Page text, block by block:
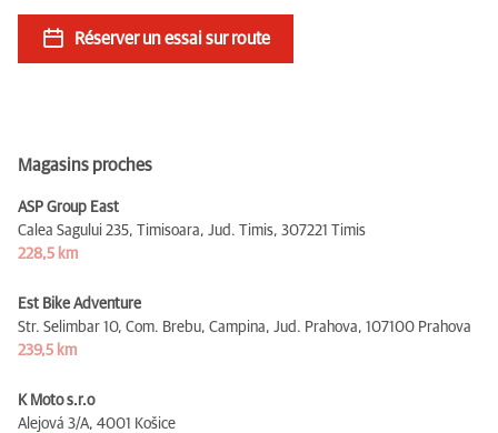
Réserver un essai sur route
Magasins proches
ASP Group East
Calea Sagului 235, Timisoara, Jud. Timis, 307221 Timis
228,5 km
Est Bike Adventure
Str. Selimbar 10, Com. Brebu, Campina, Jud. Prahova, 107100 Prahova
239,5 km
K Moto s.r.o
Alejová 3/A, 4001 Košice